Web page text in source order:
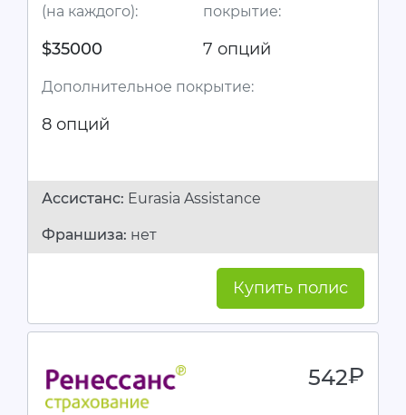
(на каждого):
$35000
покрытие:
7 опций
Дополнительное покрытие:
8 опций
Ассистанc: Eurasia Assistance
Франшиза: нет
Купить полис
542руб.